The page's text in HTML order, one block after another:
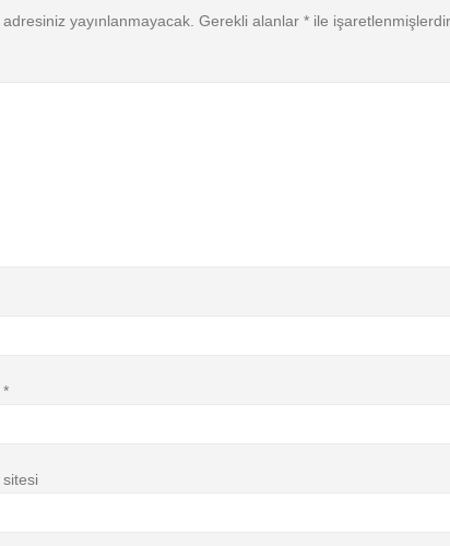
yayınlanmayacak. Gerekli alanlar * ile işaretlenmişlerdir
*